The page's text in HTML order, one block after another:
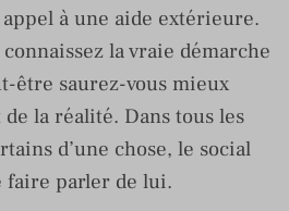
à une aide extérieure.
la vraie démarche
être saurez-vous mieux
la réalité. Dans tous les
d’une chose, le social
faire parler de lui.